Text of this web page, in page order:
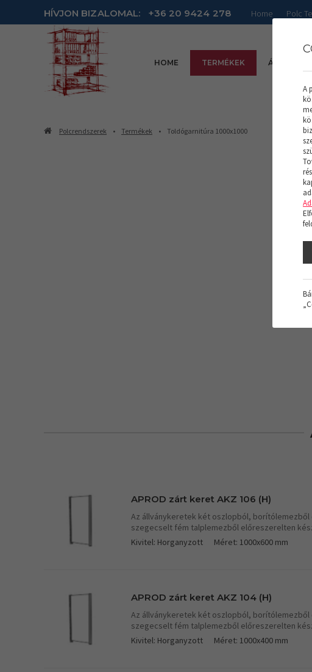
HÍVJON BIZALOMAL: +36 20 9424 278 Home Polc
HOME TERMÉKEK ÁRLISTÁK
Polcrendszerek Termékek Toldógarnitúra 1000x1000
APROD zárt keret AKZ 106 (H)
Az állványkeretek két oszlopból, borítólemezből
szegecselt fém talplemezből előreszerelten
Kivitel: Horganyzott
Méret: 1000x600 mm
APROD zárt keret AKZ 104 (H)
Az állványkeretek két oszlopból, borítólemezből
szegecselt fém talplemezből előreszerelten
Kivitel: Horganyzott
Méret: 1000x400 mm
A